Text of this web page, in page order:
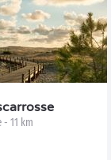
- 11 km